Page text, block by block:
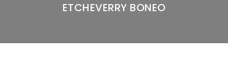
ETCHEVERRY BONEO